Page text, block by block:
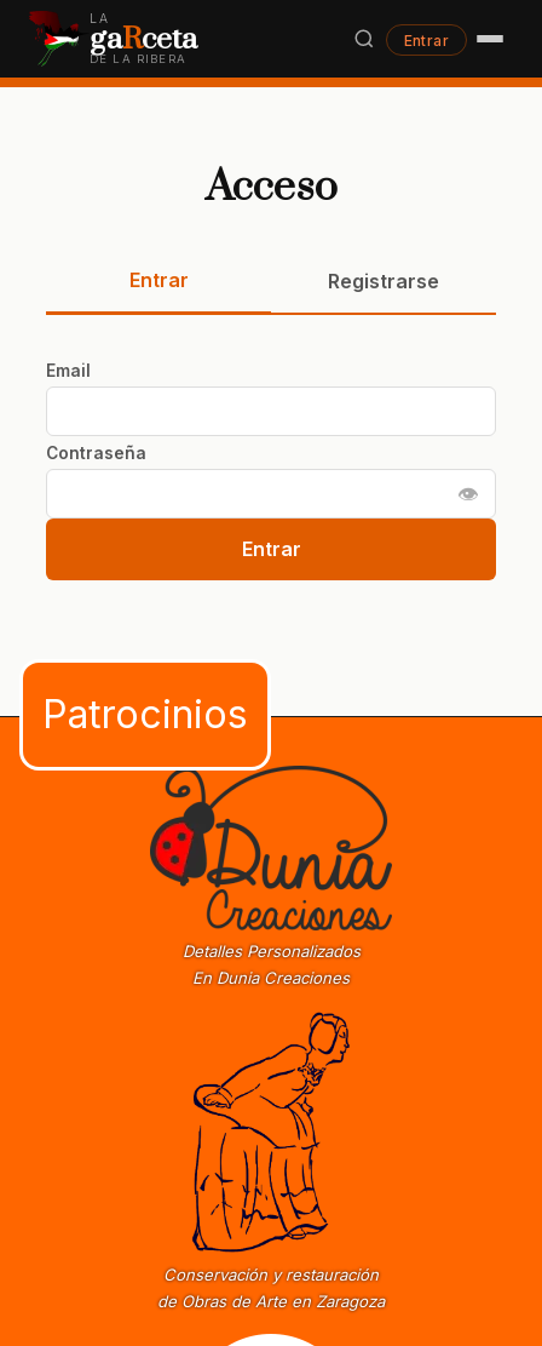
LA
gaRceta
DE LA RIBERA
Entrar
Acceso
Entrar Registrarse
Email
Contraseña
👁
Entrar
Detalles Personalizados
En Dunia Creaciones
Conservación y restauración
de Obras de Arte en Zaragoza